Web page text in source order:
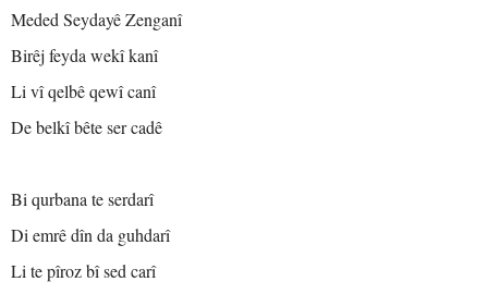
Meded Seydayê Zenganî
Birêj feyda wekî kanî
Li vî qelbê qewî canî
De belkî bête ser cadê
Bi qurbana te serdarî
Di emrê dîn da guhdarî
Li te pîroz bî sed carî